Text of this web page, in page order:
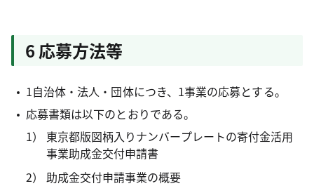
6 応募方法等
1自治体・法人・団体につき、1事業の応募とする。
応募書類は以下のとおりである。
東京都版図柄入りナンバープレートの寄付金活用
事業助成金交付申請書
助成金交付申請事業の概要